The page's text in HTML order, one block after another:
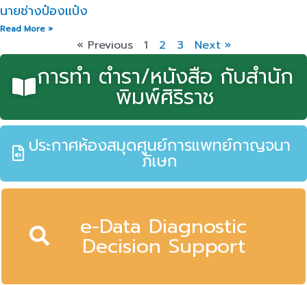
นายช่างป๋องแป๋ง
Read More »
« Previous 1 2 3 Next »
การทำ ตำรา/หนังสือ กับสำนัก
พิมพ์ศิริราช
ประกาศห้องสมุดศูนย์การแพทย์กาญจนา
ภิเษก
e-Data Diagnostic
Decision Support